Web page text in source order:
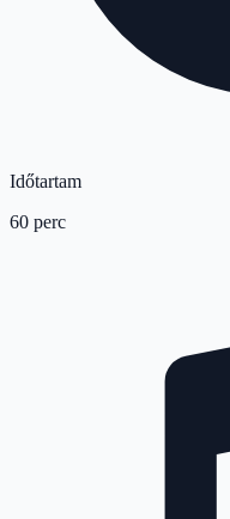
Időtartam
60 perc